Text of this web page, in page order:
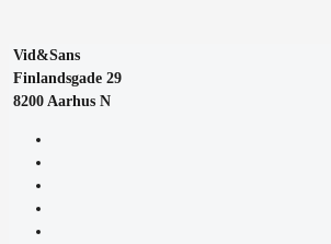
Vid&Sans
Finlandsgade 29
8200 Aarhus N